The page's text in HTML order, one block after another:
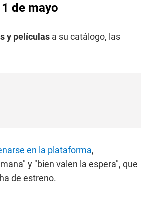
de mayo
y películas a su catálogo, las
en la plataforma,
y "bien valen la espera", que
de estreno.